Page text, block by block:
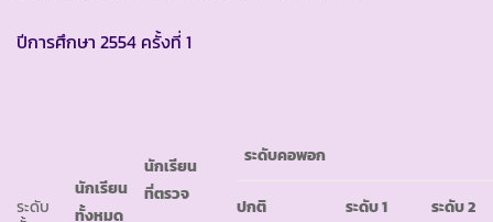
ปีการศึกษา 2554 ครั้งที่ 1
ระดับ
นักเรียน
ทั้งหมด
นักเรียน
ที่ตรวจ
ระดับคอพอก
ปกติ ระดับ1 ระดับ2